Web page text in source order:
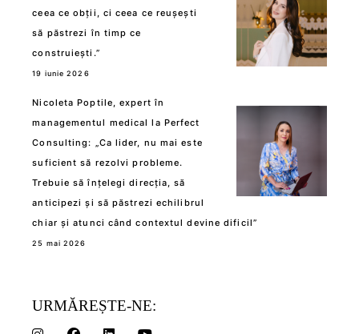
ceea ce obții, ci ceea ce reușești
să păstrezi în timp ce
construiești.”
19 iunie 2026
Nicoleta Poptile, expert în
managementul medical la Perfect
Consulting: „Ca lider, nu mai este
suficient să rezolvi probleme.
Trebuie să înțelegi direcția, să
anticipezi și să păstrezi echilibrul
chiar și atunci când contextul devine dificil”
25 mai 2026
URMĂREȘTE-NE: